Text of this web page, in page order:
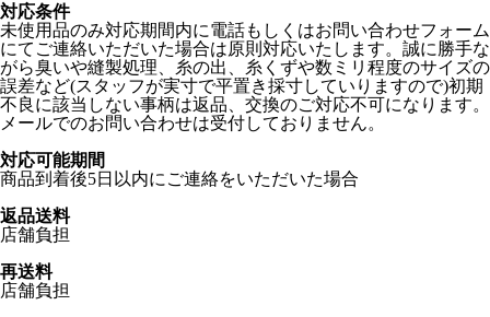
対応条件
未使用品のみ対応期間内に電話もしくはお問い合わせフォーム
にてご連絡いただいた場合は原則対応いたします。誠に勝手な
がら臭いや縫製処理、糸の出、糸くずや数ミリ程度のサイズの
誤差など(スタッフが実寸で平置き採寸していりますので)初期
不良に該当しない事柄は返品、交換のご対応不可になります。
メールでのお問い合わせは受付しておりません。
対応可能期間
商品到着後5日以内にご連絡をいただいた場合
返品送料
店舗負担
再送料
店舗負担